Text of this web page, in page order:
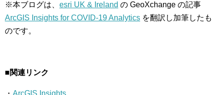
※本ブログは、 esri UK & Ireland の GeoXchange の記事
ArcGIS Insights for COVID-19 Analytics を翻訳し加筆したも
のです。
■関連リンク